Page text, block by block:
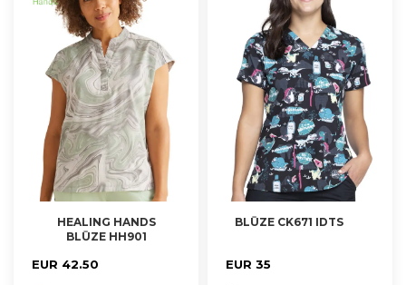
XS, S, M
HEALING HANDS
BLŪZE HH901
EUR 42.50
BLŪZE CK671 IDTS
EUR 35